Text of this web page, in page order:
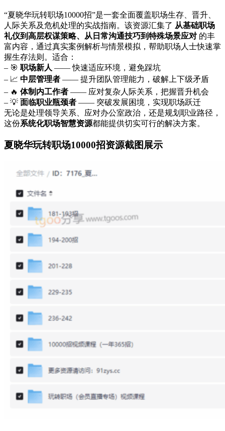
“夏晓华玩转职场10000招”是一套全面覆盖职场生存、晋升、
人际关系及危机处理的实战指南。该资源汇集了 从基础职场
礼仪到高层权谋策略、从日常沟通技巧到特殊场景应对 的丰
富内容，通过真实案例解析与情景模拟，帮助职场人士快速掌
握生存法则。适合：
– 🎯 职场新人 —— 快速适应环境，避免踩坑
– 📈 中层管理者 —— 提升团队管理能力，破解上下级矛盾
– 🔥 体制内工作者 —— 应对复杂人际关系，把握晋升机会
– 💡 面临职业瓶颈者 —— 突破发展困境，实现职场跃迁
无论是处理领导关系、应对办公室政治，还是规划职业路径，
这份系统化职场智慧资源都能提供切实可行的解决方案。
夏晓华玩转职场10000招资源截图展示